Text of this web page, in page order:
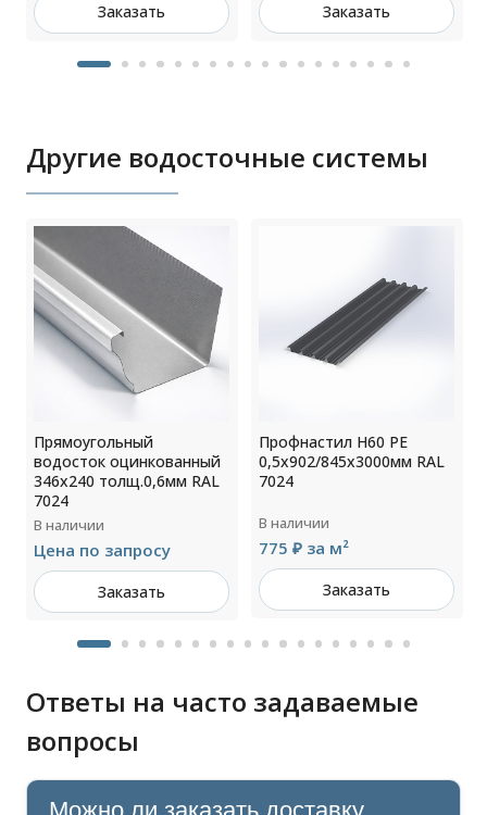
Заказать Заказать
Другие водосточные системы
Прямоугольный
водосток оцинкованный
346х240 толщ.0,6мм RAL
7024
В наличии
Цена по запросу
Заказать
Профнастил Н60 РЕ
0,5х902/845х3000мм RAL
7024
В наличии
775 ₽ за м²
Заказать
Ответы на часто задаваемые
вопросы